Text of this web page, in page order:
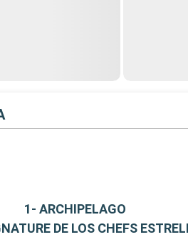
1- ARCHIPELAGO
DE LOS CHEFS